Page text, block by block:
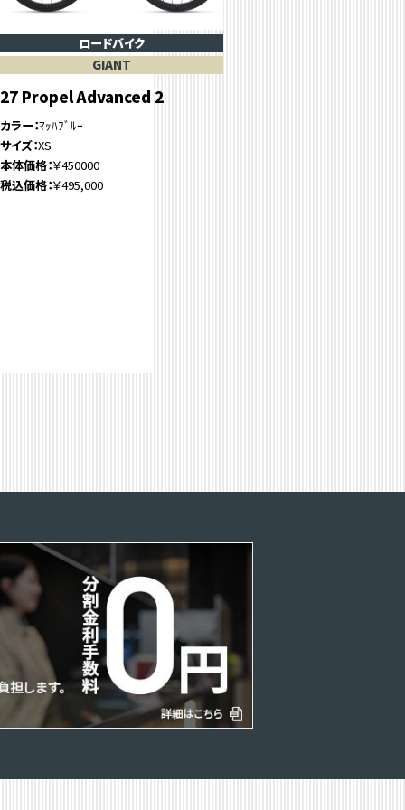
ロードバイク
GIANT
27 Propel Advanced 2
カラー ﾏｯﾊﾌﾞﾙｰ
サイズ XS
本体価格 ￥450000
税込価格 ￥495,000